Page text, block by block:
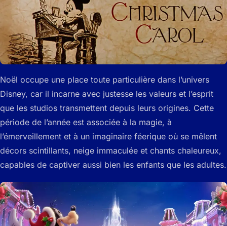
Noël occupe une place toute particulière dans l’univers
Disney, car il incarne avec justesse les valeurs et l’esprit
que les studios transmettent depuis leurs origines. Cette
période de l’année est associée à la magie, à
l’émerveillement et à un imaginaire féerique où se mêlent
décors scintillants, neige immaculée et chants chaleureux,
capables de captiver aussi bien les enfants que les adultes.